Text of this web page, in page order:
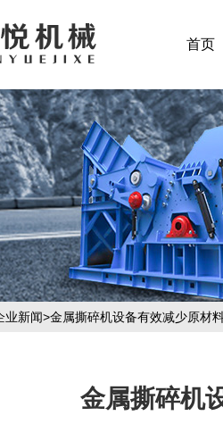
首页
业新闻>金属撕碎机设备有效减少原材
金属撕碎机